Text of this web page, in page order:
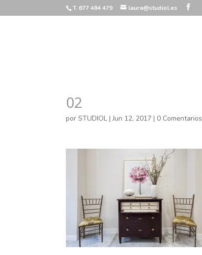
T. 677 484 479 laura@studiol.es
02
porSTUDIOL |Jun 12, 2017 | 0 Comentarios